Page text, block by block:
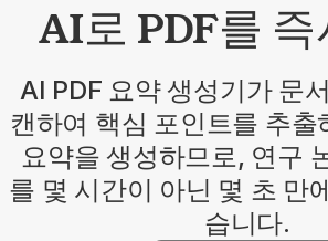
AI로 PDF를
AI PDF 요약 생성기가 문
캔하여 핵심 포인트를 추출
요약을 생성하므로, 연구
를 몇 시간이 아닌 몇 초 만
습니다.